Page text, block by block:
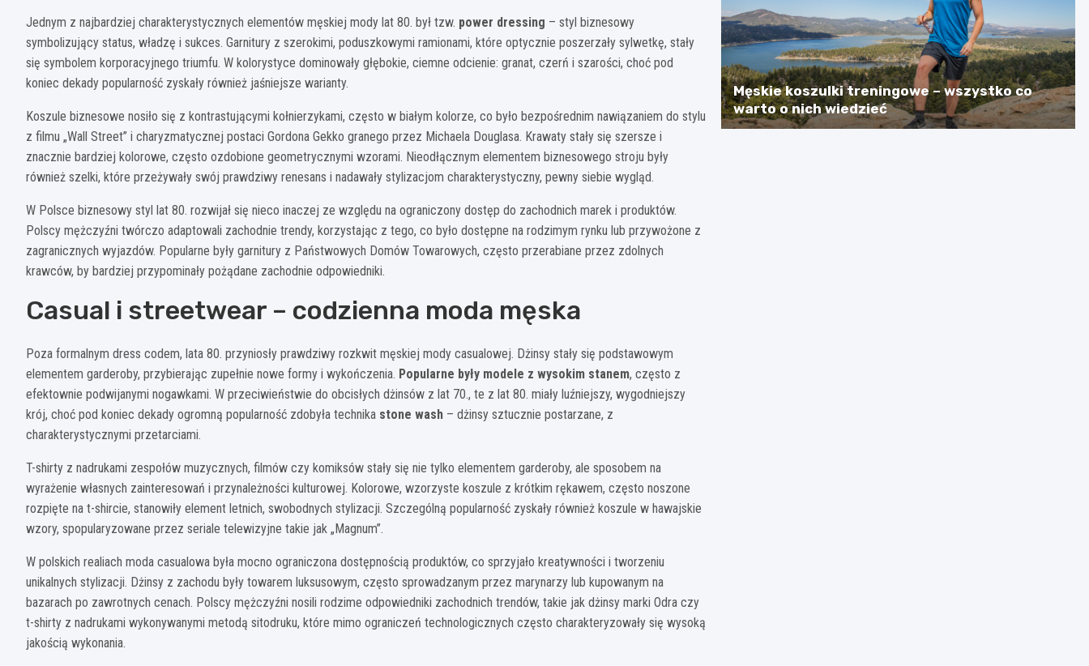
Jednym z najbardziej charakterystycznych elementów męskiej mody lat 80. był tzw. power dressing – styl biznesowy
symbolizujący status, władzę i sukces. Garnitury z szerokimi, poduszkowymi ramionami, które optycznie poszerzały sylwetkę, stały
się symbolem korporacyjnego triumfu. W kolorystyce dominowały głębokie, ciemne odcienie: granat, czerń i szarości, choć pod
koniec dekady popularność zyskały również jaśniejsze warianty.
Koszule biznesowe nosiło się z kontrastującymi kołnierzykami, często w białym kolorze, co było bezpośrednim nawiązaniem do stylu
z filmu „Wall Street” i charyzmatycznej postaci Gordona Gekko granego przez Michaela Douglasa. Krawaty stały się szersze i
znacznie bardziej kolorowe, często ozdobione geometrycznymi wzorami. Nieodłącznym elementem biznesowego stroju były
również szelki, które przeżywały swój prawdziwy renesans i nadawały stylizacjom charakterystyczny, pewny siebie wygląd.
W Polsce biznesowy styl lat 80. rozwijał się nieco inaczej ze względu na ograniczony dostęp do zachodnich marek i produktów.
Polscy mężczyźni twórczo adaptowali zachodnie trendy, korzystając z tego, co było dostępne na rodzimym rynku lub przywożone z
zagranicznych wyjazdów. Popularne były garnitury z Państwowych Domów Towarowych, często przerabiane przez zdolnych
krawców, by bardziej przypominały pożądane zachodnie odpowiedniki.
Casual i streetwear – codzienna moda męska
Poza formalnym dress codem, lata 80. przyniosły prawdziwy rozkwit męskiej mody casualowej. Dżinsy stały się podstawowym
elementem garderoby, przybierając zupełnie nowe formy i wykończenia. Popularne były modele z wysokim stanem, często z
efektownie podwijanymi nogawkami. W przeciwieństwie do obcisłych dżinsów z lat 70., te z lat 80. miały luźniejszy, wygodniejszy
krój, choć pod koniec dekady ogromną popularność zdobyła technika stone wash – dżinsy sztucznie postarzane, z
charakterystycznymi przetarciami.
T-shirty z nadrukami zespołów muzycznych, filmów czy komiksów stały się nie tylko elementem garderoby, ale sposobem na
wyrażenie własnych zainteresowań i przynależności kulturowej. Kolorowe, wzorzyste koszule z krótkim rękawem, często noszone
rozpięte na t-shircie, stanowiły element letnich, swobodnych stylizacji. Szczególną popularność zyskały również koszule w hawajskie
wzory, spopularyzowane przez seriale telewizyjne takie jak „Magnum”.
W polskich realiach moda casualowa była mocno ograniczona dostępnością produktów, co sprzyjało kreatywności i tworzeniu
unikalnych stylizacji. Dżinsy z zachodu były towarem luksusowym, często sprowadzanym przez marynarzy lub kupowanym na
bazarach po zawrotnych cenach. Polscy mężczyźni nosili rodzime odpowiedniki zachodnich trendów, takie jak dżinsy marki Odra czy
t-shirty z nadrukami wykonywanymi metodą sitodruku, które mimo ograniczeń technologicznych często charakteryzowały się wysoką
jakością wykonania.
Męskie koszulki treningowe – wszystko co
warto o nich wiedzieć